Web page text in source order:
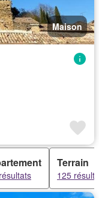
Maison
Terrain
125